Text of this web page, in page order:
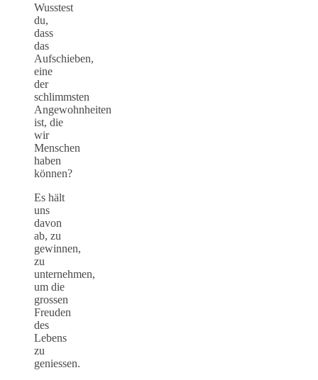
Wusstest
du,
dass
das
Aufschieben,
eine
der
schlimmsten
Angewohnheiten
ist, die
wir
Menschen
haben
können?
Es hält
uns
davon
ab, zu
gewinnen,
zu
unternehmen,
um die
grossen
Freuden
des
Lebens
zu
geniessen.